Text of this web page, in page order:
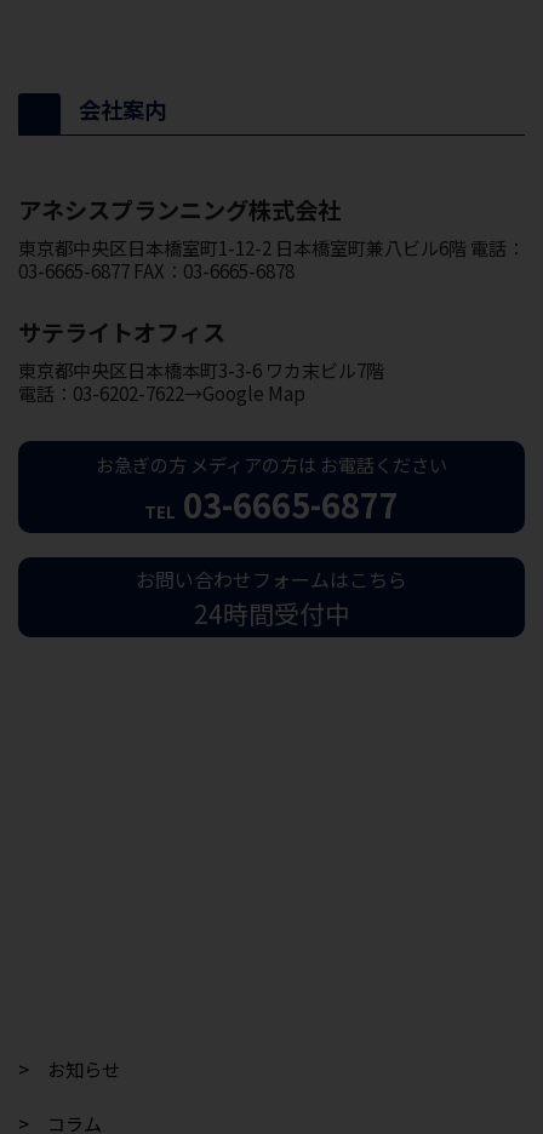
会社案内
アネシスプランニング株式会社
東京都中央区日本橋室町1-12-2 日本橋室町兼八ビル6階 電話：
03-6665-6877 FAX：03-6665-6878
サテライトオフィス
東京都中央区日本橋本町3-3-6 ワカ末ビル7階
電話：03-6202-7622→Google Map
お急ぎの方 メディアの方は お電話ください
TEL 03-6665-6877
お問い合わせフォームはこちら
24時間受付中
> お知らせ
> コラム